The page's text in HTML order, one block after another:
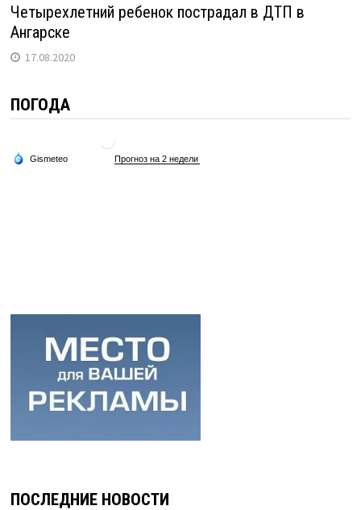
Четырехлетний ребенок пострадал в ДТП в
Ангарске
17.08.2020
ПОГОДА
ПОСЛЕДНИЕ НОВОСТИ